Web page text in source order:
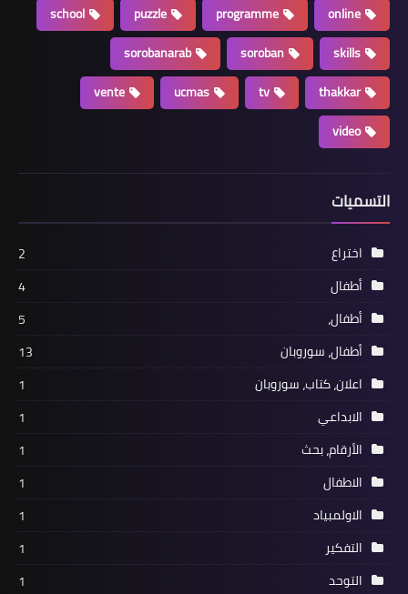
online
programme
puzzle
school
skills
soroban
sorobanarab
thakkar
tv
ucmas
vente
video
التسميات
اختراع
2
أطفال
4
أطفال،
5
أطفال، سوروبان
13
اعلان، كتاب، سوروبان
1
الابداعي
1
الأرقام، بحث
1
الاطفال
1
الاولمبياد
1
التفكير
1
التوحد
1